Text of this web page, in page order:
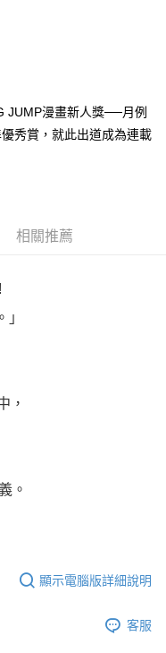
跳轉至「AFTEE先享後付」
成結帳。
交易完成。
若您需要取消訂單，請聯絡
為有效，需透過AFTEE先享
帳頁面顯示為準，若有關於
，請聯繫「AFTEE先享後付
將交易相關給付款項請求債
護人之同意方可使用
損失，本公司不負相關責
號之用戶狀況，依本公司即
情形，本公司將視審查結果
。若發現惡意使用之情形，
額度並採取法律行動。
JUMP漫畫新人獎──月例
秀賞，就此出道成為連載
相關推薦
，
。
顯示電腦版詳細說明
客服